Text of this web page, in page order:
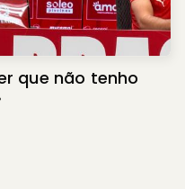
que não tenho